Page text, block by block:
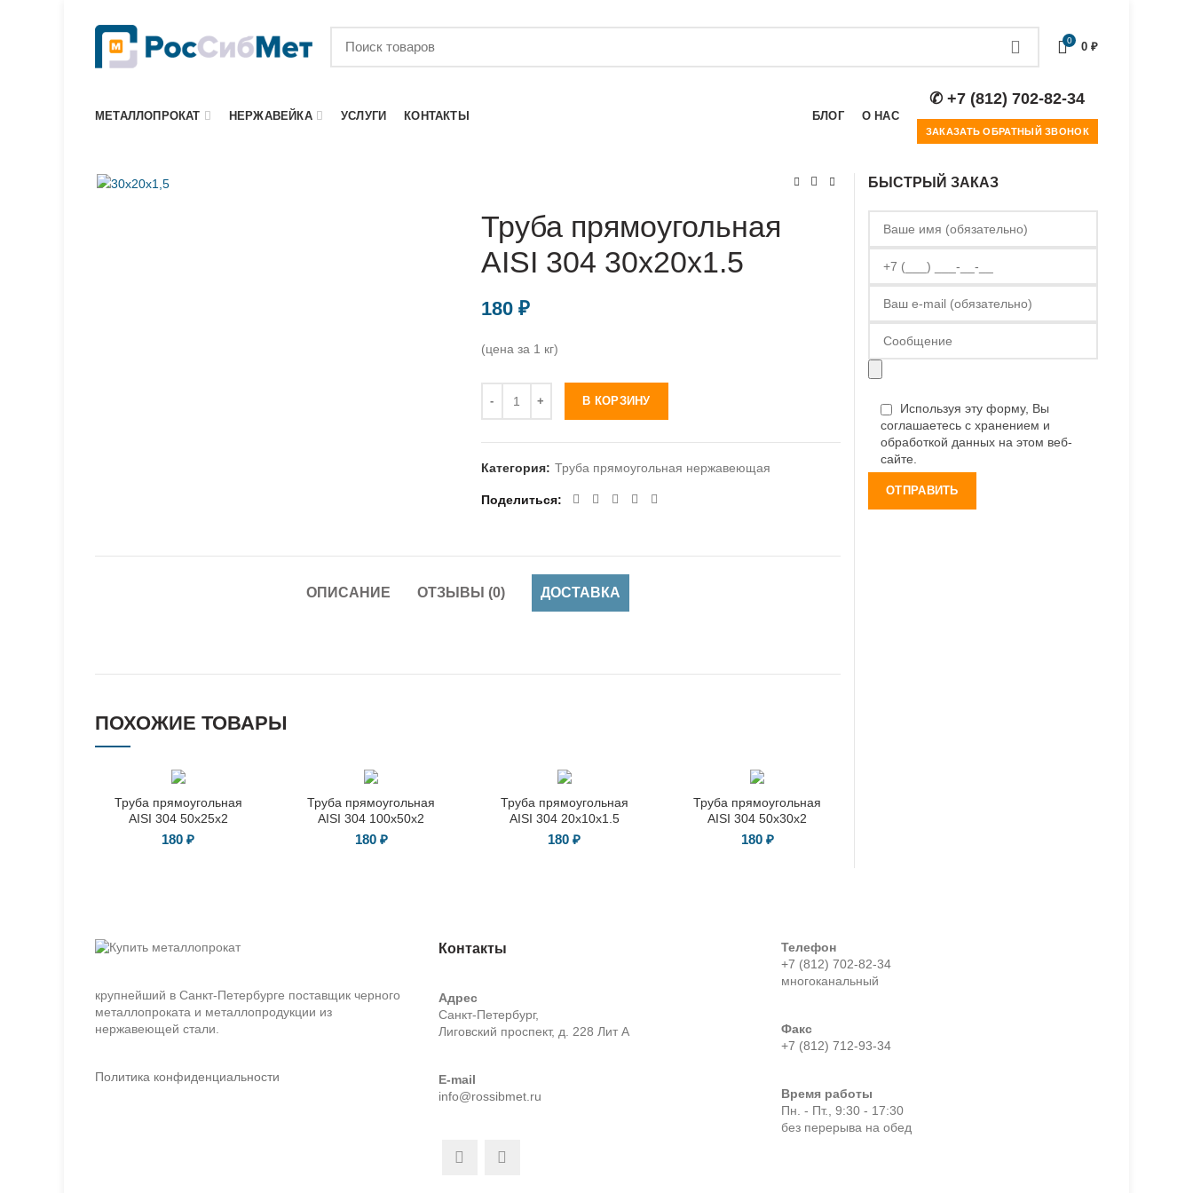
0 0 ₽
МЕТАЛЛОПРОКАТ НЕРЖАВЕЙКА УСЛУГИ КОНТАКТЫ БЛОГ О НАС
✆ +7 (812) 702-82-34
ЗАКАЗАТЬ ОБРАТНЫЙ ЗВОНОК
Труба прямоугольная
AISI 304 30х20х1.5
180 ₽
(цена за 1 кг)
В КОРЗИНУ
Категория: Труба прямоугольная нержавеющая
Поделиться
ОПИСАНИЕ ОТЗЫВЫ (0) ДОСТАВКА
ПОХОЖИЕ ТОВАРЫ
Труба прямоугольная
AISI 304 50х25х2
180₽
Труба прямоугольная
AISI 304 100х50х2
180 ₽
Труба прямоугольная
AISI 304 20х10х1.5
180₽
Труба прямоугольная
AISI 304 50х30х2
180 ₽
БЫСТРЫЙ ЗАКАЗ
Используя эту форму, Вы
соглашаетесь с хранением и
обработкой данных на этом веб-
сайте.
крупнейший в Санкт-Петербурге поставщик черного
металлопроката и металлопродукции из
нержавеющей стали.
Политика конфиденциальности
Контакты
Адрес
Санкт-Петербург,
Лиговский проспект, д. 228 Лит А
E-mail
info@rossibmet.ru
Телефон
+7 (812) 702-82-34
многоканальный
Факс
+7 (812) 712-93-34
Время работы
Пн. - Пт., 9:30 - 17:30
без перерыва на обед